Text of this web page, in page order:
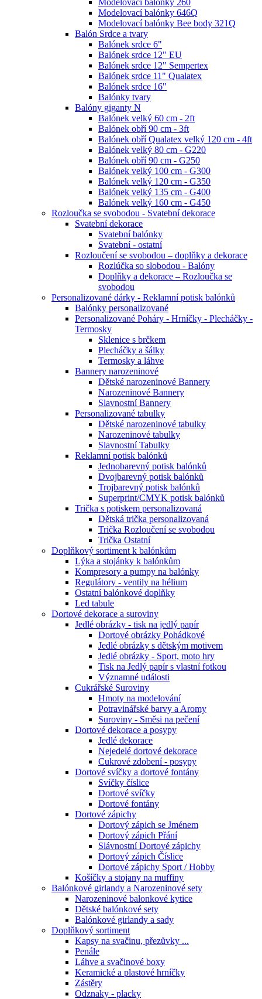
Modelovací balónky 646Q
Modelovací balónky Bee body 321Q
Balón Srdce a tvary
Balónek srdce 6"
Balónek srdce 12" EU
Balónek srdce 12" Sempertex
Balónek srdce 11" Qualatex
Balónek srdce 16"
Balónky tvary
Balóny giganty N
Balónek velký 60 cm - 2ft
Balónek obří 90 cm - 3ft
Balónek obří Qualatex velký 120 cm - 4ft
Balónek velký 80 cm - G220
Balónek obří 90 cm - G250
Balónek velký 100 cm - G300
Balónek velký 120 cm - G350
Balónek velký 135 cm - G400
Balónek velký 160 cm - G450
Rozloučka se svobodou - Svatební dekorace
Svatební dekorace
Svatební balónky
Svatební - ostatní
Rozloučení se svobodou – doplňky a dekorace
Rozlúčka so slobodou - Balóny
Doplňky a dekorace – Rozloučka se
svobodou
Personalizované dárky - Reklamní potisk balónků
Balónky personalizované
Personalizované Poháry - Hrníčky - Plecháčky -
Termosky
Sklenice s brčkem
Plecháčky a šálky
Termosky a láhve
Bannery narozeninové
Dětské narozeninové Bannery
Narozeninové Bannery
Slavnostní Bannery
Personalizované tabulky
Dětské narozeninové tabulky
Narozeninové tabulky
Slavnostní Tabulky
Reklamní potisk balónků
Jednobarevný potisk balónků
Dvojbarevný potisk balónků
Trojbarevný potisk balónků
Superprint/CMYK potisk balónků
Trička s potiskem personalizovaná
Dětská trička personalizovaná
Trička Rozloučení se svobodou
Trička Ostatní
Doplňkový sortiment k balónkům
Lýka a stojánky k balónkům
Kompresory a pumpy na balónky
Regulátory - ventily na hélium
Ostatní balónkové doplňky
Led tabule
Dortové dekorace a suroviny
Jedlé obrázky - tisk na jedlý papír
Dortové obrázky Pohádkové
Jedlé obrázky s dětským motivem
Jedlé obrázky - Sport, moto hry
Tisk na Jedlý papír s vlastní fotkou
Významné události
Cukrářské Suroviny
Hmoty na modelování
Potravinářské barvy a Aromy
Suroviny - Směsi na pečení
Dortové dekorace a posypy
Jedlé dekorace
Nejedelé dortové dekorace
Cukrové zdobení - posypy
Dortové svíčky a dortové fontány
Svíčky číslice
Dortové svíčky
Dortové fontány
Dortové zápichy
Dortový zápich se Jménem
Dortový zápich Přání
Slávnostní Dortové zápichy
Dortový zápich Číslice
Dortové zápichy Sport / Hobby
Košíčky a stojany na muffiny
Balónkové girlandy a Narozeninové sety
Narozeninové balonkové kytice
Dětské balónkové sety
Balónkové girlandy a sady
Doplňkový sortiment
Kapsy na svačinu, přezůvky ...
Penále
Láhve a svačinové boxy
Keramické a plastové hrníčky
Zástěry
Odznaky - placky